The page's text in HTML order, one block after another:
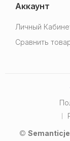
Аккаунт
Личный
Сравнить
©